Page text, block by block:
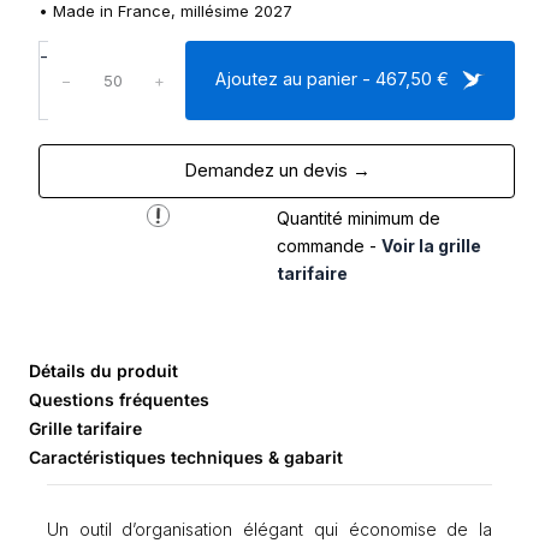
• Made in France, millésime 2027
-
n
t
t
e
d
r
i
e
− + Ajoutez au panier - 467,50 €
Demandez un devis →
Quantité minimum de
commande - Voir la grille
tarifaire
Détails du produit
Questions fréquentes
Grille tarifaire
Caractéristiques techniques & gabarit
Un outil d’organisation élégant qui économise de la